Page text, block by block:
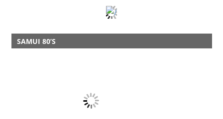
SAMUI 80’S